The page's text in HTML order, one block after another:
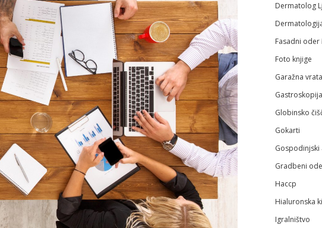
Dermatolog
Fasadni
Foto knjige
Garažna
Gastroskopija
Globinsko
Gokarti
Gospodinjski
Gradbeni
Haccp
Hialuronska
Igralništvo